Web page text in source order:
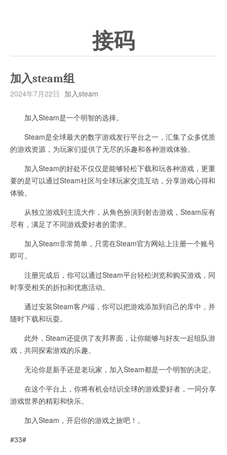
接码
加入steam组
2024年7月22日 加入steam
加入Steam是一个明智的选择。
Steam是全球最大的数字游戏发行平台之一，汇集了众多优质
的游戏资源，为玩家们提供了无尽的乐趣和各种游戏体验。
加入Steam的好处不仅仅是能够轻松下载和玩各种游戏，更重
要的是可以通过Steam社区与全球玩家交流互动，分享游戏心得和
体验。
从独立游戏到主流大作，从角色扮演到射击游戏，Steam应有
尽有，满足了不同游戏爱好者的需求。
加入Steam非常简单，只需在Steam官方网站上注册一个账号
即可。
注册完成后，你可以通过Steam平台轻松浏览和购买游戏，同
时享受相关的折扣和优惠活动。
通过安装Steam客户端，你可以把游戏添加到自己的库中，并
随时下载和玩耍。
此外，Steam还提供了友邦界面，让你能够与好友一起组队游
戏，共同探索游戏的乐趣。
无论你是新手还是老玩家，加入Steam都是一个明智的决定。
在这个平台上，你将有机会结识全球的游戏爱好者，一同分享
游戏世界的精彩和快乐。
加入Steam，开启你的游戏之旅吧！。
#33#